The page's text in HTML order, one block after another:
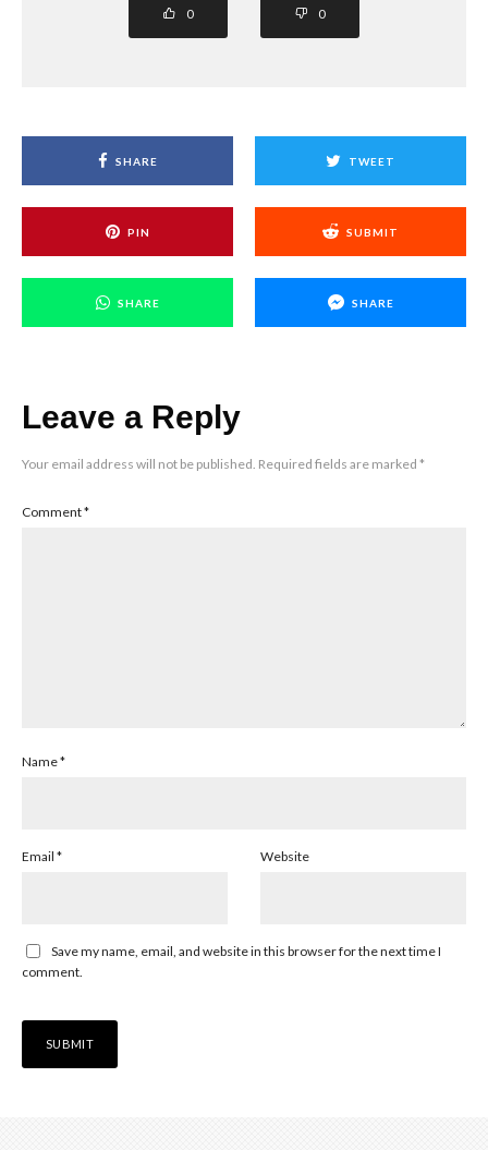
0 0
SHARE TWEET
PIN SUBMIT
SHARE SHARE
Leave a Reply
Your email address will not be published. Required fields are marked *
Comment*
Name*
Email * Website
Save my name, email, and website in this browser for the next time I
comment.